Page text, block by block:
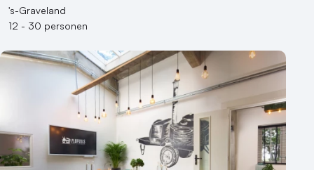
's-Graveland
12 - 30 personen